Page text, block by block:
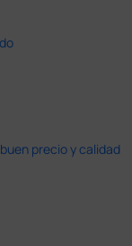
precio y calidad